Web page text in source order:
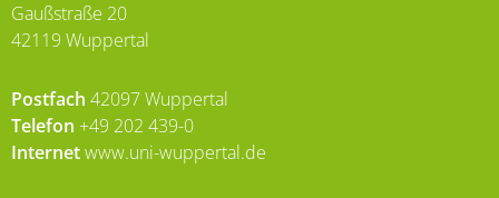
Gaußstraße 20
42119 Wuppertal
Postfach 42097 Wuppertal
Telefon +49 202 439-0
Internetwww.uni-wuppertal.de